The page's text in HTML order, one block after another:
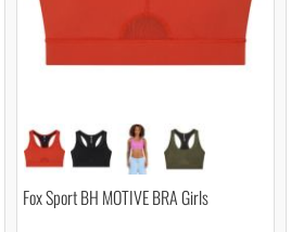
Fox Sport BH MOTIVE BRA Girls